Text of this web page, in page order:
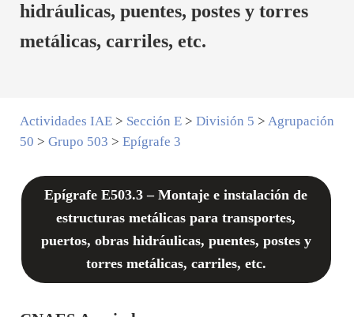
hidráulicas, puentes, postes y torres
metálicas, carriles, etc.
Actividades IAE> Sección E> División 5 > Agrupación
50 > Grupo 503 > Epígrafe 3
Epígrafe E503.3 – Montaje e instalación de
estructuras metálicas para transportes,
puertos, obras hidráulicas, puentes, postes y
torres metálicas, carriles, etc.